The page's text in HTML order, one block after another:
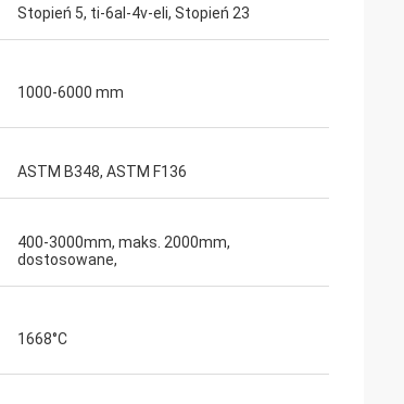
Stopień 5, ti-6al-4v-eli, Stopień 23
1000-6000 mm
ASTM B348, ASTM F136
400-3000mm, maks. 2000mm,
dostosowane,
1668°C